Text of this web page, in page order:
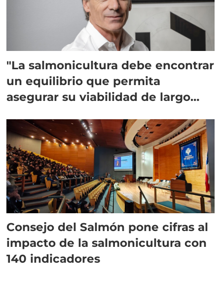
"La salmonicultura debe encontrar
un equilibrio que permita
asegurar su viabilidad de largo
Consejo del Salmón pone cifras al
impacto de la salmonicultura con
140 indicadores